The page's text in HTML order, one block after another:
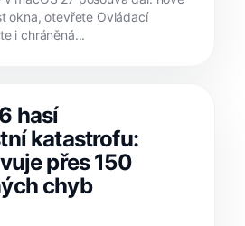
okna, otevřete Ovládací
i chráněná...
hasí
katastrofu:
přes 150
chyb